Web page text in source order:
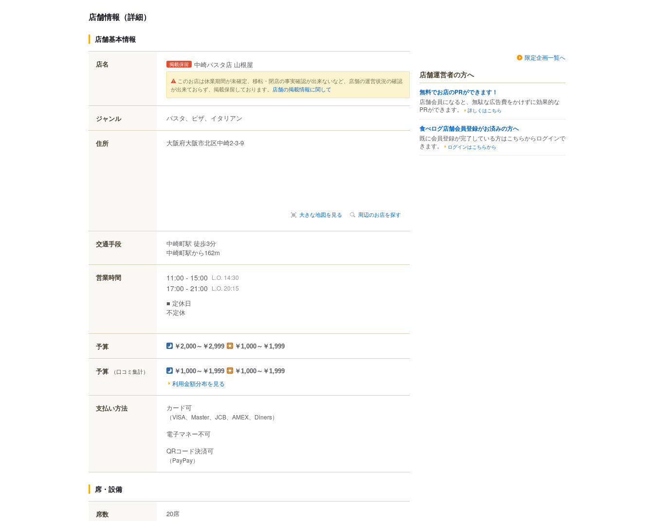
店舗情報（詳細）
店舗基本情報
店名 掲載保留 中崎パスタ店 山根屋
このお店は休業期間が未確定、移転・閉店の事実確認が出来ないなど、店舗の運営状況の確認
が出来ておらず、掲載保留しております。 店舗の掲載情報に関して
ジャンル パスタ、ピザ、イタリアン
住所 大阪府大阪市北区中崎2-3-9
大きな地図を見る 周辺のお店を探す
交通手段
中崎町駅 徒歩3分
中崎町駅から162m
営業時間 11:00 - 15:00 L.O. 14:30
17:00 - 21:00 L.O. 20:15
■ 定休日
不定休
予算 ￥2,000～￥2,999 ￥1,000～￥1,999
予算 （口コミ集計） ￥1,000～￥1,999 ￥1,000～￥1,999
利用金額分布を見る
支払い方法 カード可
（VISA、Master、JCB、AMEX、Diners）
電子マネー不可
QRコード決済可
（PayPay）
席・設備
席数 20席
限定企画一覧へ
店舗運営者の方へ
無料でお店のPRができます！
店舗会員になると、無駄な広告費をかけずに効果的な
PRができます。
詳しくはこちら
食べログ店舗会員登録がお済みの方へ
既に会員登録が完了している方はこちらからログインで
きます。
ログインはこちらから